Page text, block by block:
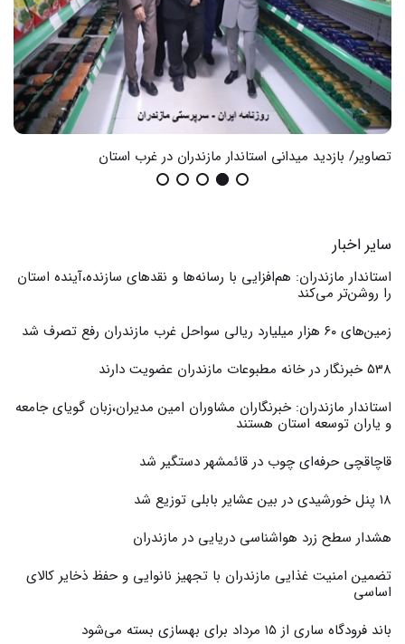
تصاویر/ بازدید میدانی استاندار مازندران در غرب استان
سایر اخبار
استاندار مازندران: هم‌افزایی با رسانه‌ها و نقدهای سازنده،آینده استان
را روشن‌تر می‌کند
زمین‌های ۶۰ هزار میلیارد ریالی سواحل غرب مازندران رفع تصرف شد
538 خبرنگار در خانه مطبوعات مازندران عضویت دارند
استاندار مازندران: خبرنگاران مشاوران امین مدیران،زبان گویای جامعه
و یاران توسعه استان هستند
قاچاقچی حرفه‌ای چوب در قائمشهر دستگیر شد
۱۸ پنل خورشیدی در بین عشایر بابلی توزیع شد
هشدار سطح زرد هواشناسی دریایی در مازندران
تضمین امنیت غذایی مازندران با تجهیز نانوایی و حفظ ذخایر کالای
اساسی
باند فرودگاه ساری از ۱۵ مرداد برای بهسازی بسته می‌شود